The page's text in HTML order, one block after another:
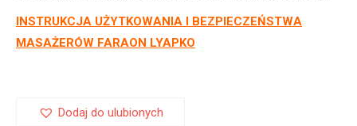
INSTRUKCJA UŻYTKOWANIA I BEZPIECZEŃSTWA
MASAŻERÓW FARAON LYAPKO
Dodaj do ulubionych